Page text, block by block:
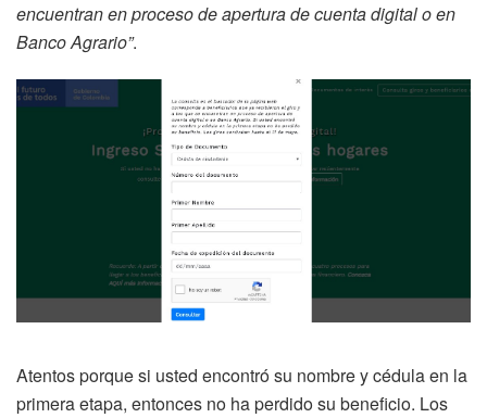
encuentran en proceso de apertura de cuenta digital o en
Banco Agrario”.
Atentos porque si usted encontró su nombre y cédula en la
primera etapa, entonces no ha perdido su beneficio. Los